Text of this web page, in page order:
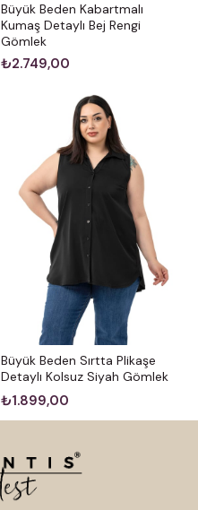
Büyük Beden Kabartmalı
Kumaş Detaylı Bej Rengi
Gömlek
₺2.749,00
Büyük Beden Sırtta Plikaşe
Detaylı Kolsuz Siyah Gömlek
₺1.899,00